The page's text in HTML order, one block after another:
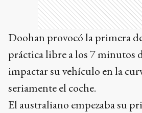
Doohan provocó la primera
práctica libre a los 7 minutos
impactar su vehículo en la
seriamente el coche.
El australiano empezaba su